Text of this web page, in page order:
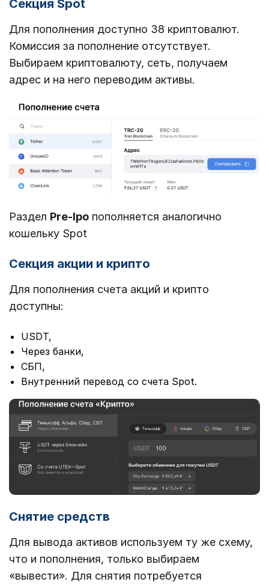
Секция Spot
Для пополнения доступно 38 криптовалют.
Комиссия за пополнение отсутствует.
Выбираем криптовалюту, сеть, получаем
адрес и на него переводим активы.
Раздел Pre-Ipo пополняется аналогично
кошельку Spot
Секция акции и крипто
Для пополнения счета акций и крипто
доступны:
USDT,
Через банки,
СБП,
Внутренний перевод со счета Spot.
Снятие средств
Для вывода активов используем ту же схему,
что и пополнения, только выбираем
«вывести». Для снятия потребуется